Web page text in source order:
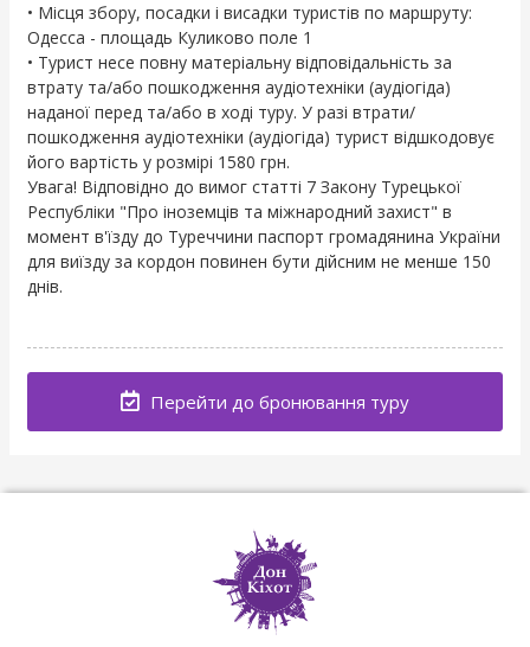
• Місця збору, посадки і висадки туристів по маршруту:
Одесса - площадь Куликово поле 1
• Турист несе повну матеріальну відповідальність за
втрату та/або пошкодження аудіотехніки (аудіогіда)
наданої перед та/або в ході туру. У разі втрати/
пошкодження аудіотехніки (аудіогіда) турист відшкодовує
його вартість у розмірі 1580 грн.
Увага! Відповідно до вимог статті 7 Закону Турецької
Республіки "Про іноземців та міжнародний захист" в
момент в'їзду до Туреччини паспорт громадянина України
для виїзду за кордон повинен бути дійсним не менше 150
днів.
Перейти до бронювання туру